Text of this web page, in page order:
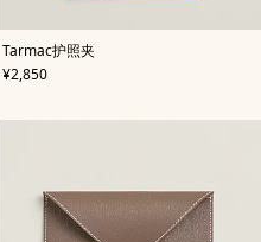
Tarmac护照夹
,颜
色:
米
然
,
价格
¥2,850